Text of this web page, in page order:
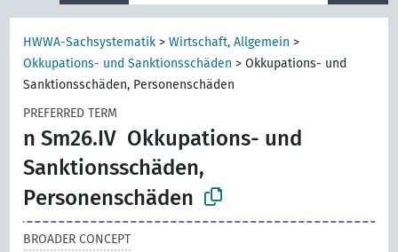
HWWA-Sachsystematik >Wirtschaft, Allgemein >
Okkupations- und Sanktionsschäden >Okkupations- und
Sanktionsschäden, Personenschäden
PREFERRED TERM
n Sm26.IV Okkupations- und
Sanktionsschäden,
Personenschäden
BROADER CONCEPT